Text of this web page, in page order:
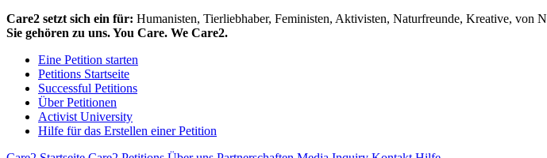
Care2 setzt sich ein für: Humanisten, Tierliebhaber, Feministen, Aktivisten, Naturfreunde, Kreative, von
Sie gehören zu uns. You Care. We Care2.
Eine Petition starten
Petitions Startseite
Successful Petitions
Über Petitionen
Activist University
Hilfe für das Erstellen einer Petition